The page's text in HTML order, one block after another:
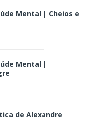
Mental | Cheios e
Mental |
de Alexandre